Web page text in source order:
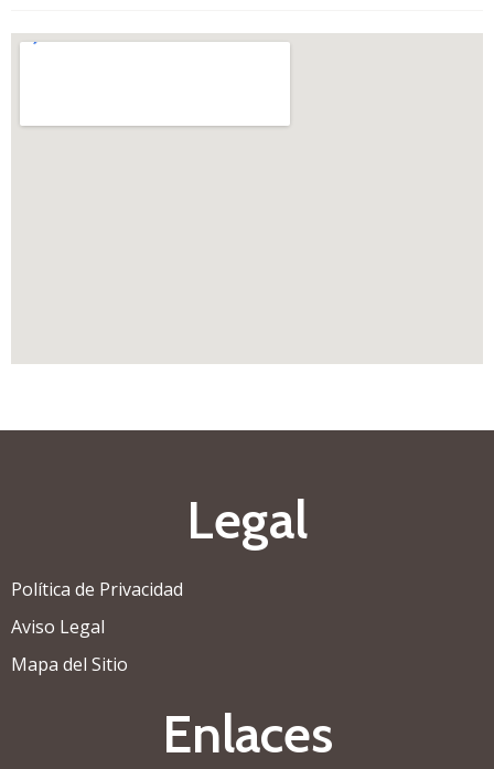
Legal
Política de Privacidad
Aviso Legal
Mapa del Sitio
Enlaces